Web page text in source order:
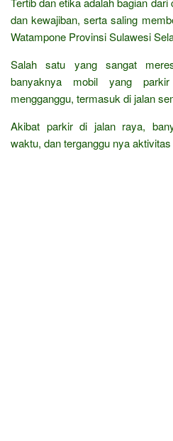
dan kewajiban, serta saling
Watampone Provinsi Sulawesi
Salah satu yang sangat
banyaknya mobil yang
mengganggu, termasuk di jalan
Akibat parkir di jalan raya,
waktu, dan terganggu nya